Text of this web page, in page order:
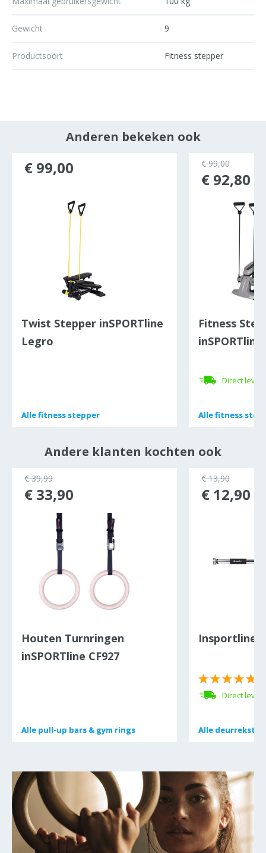
Gewicht 9
Productsoort Fitness stepper
Anderen bekeken ook
Twist Stepper inSPORTline
Legro
Allefitness stepper
Allefitness stepper
€ 99,00
Fitness
Direct
Allefitness
Allefitness
€ 99,00
€ 92,80
Andere klanten kochten ook
Houten Turnringen
inSPORTline CF927
Alle pull-up bars & gym rings
Alle pull-up bars & gym rings
€ 39,99
€ 33,90
Insportline
Direct
Alle
Alle
€ 13,90
€ 12,90